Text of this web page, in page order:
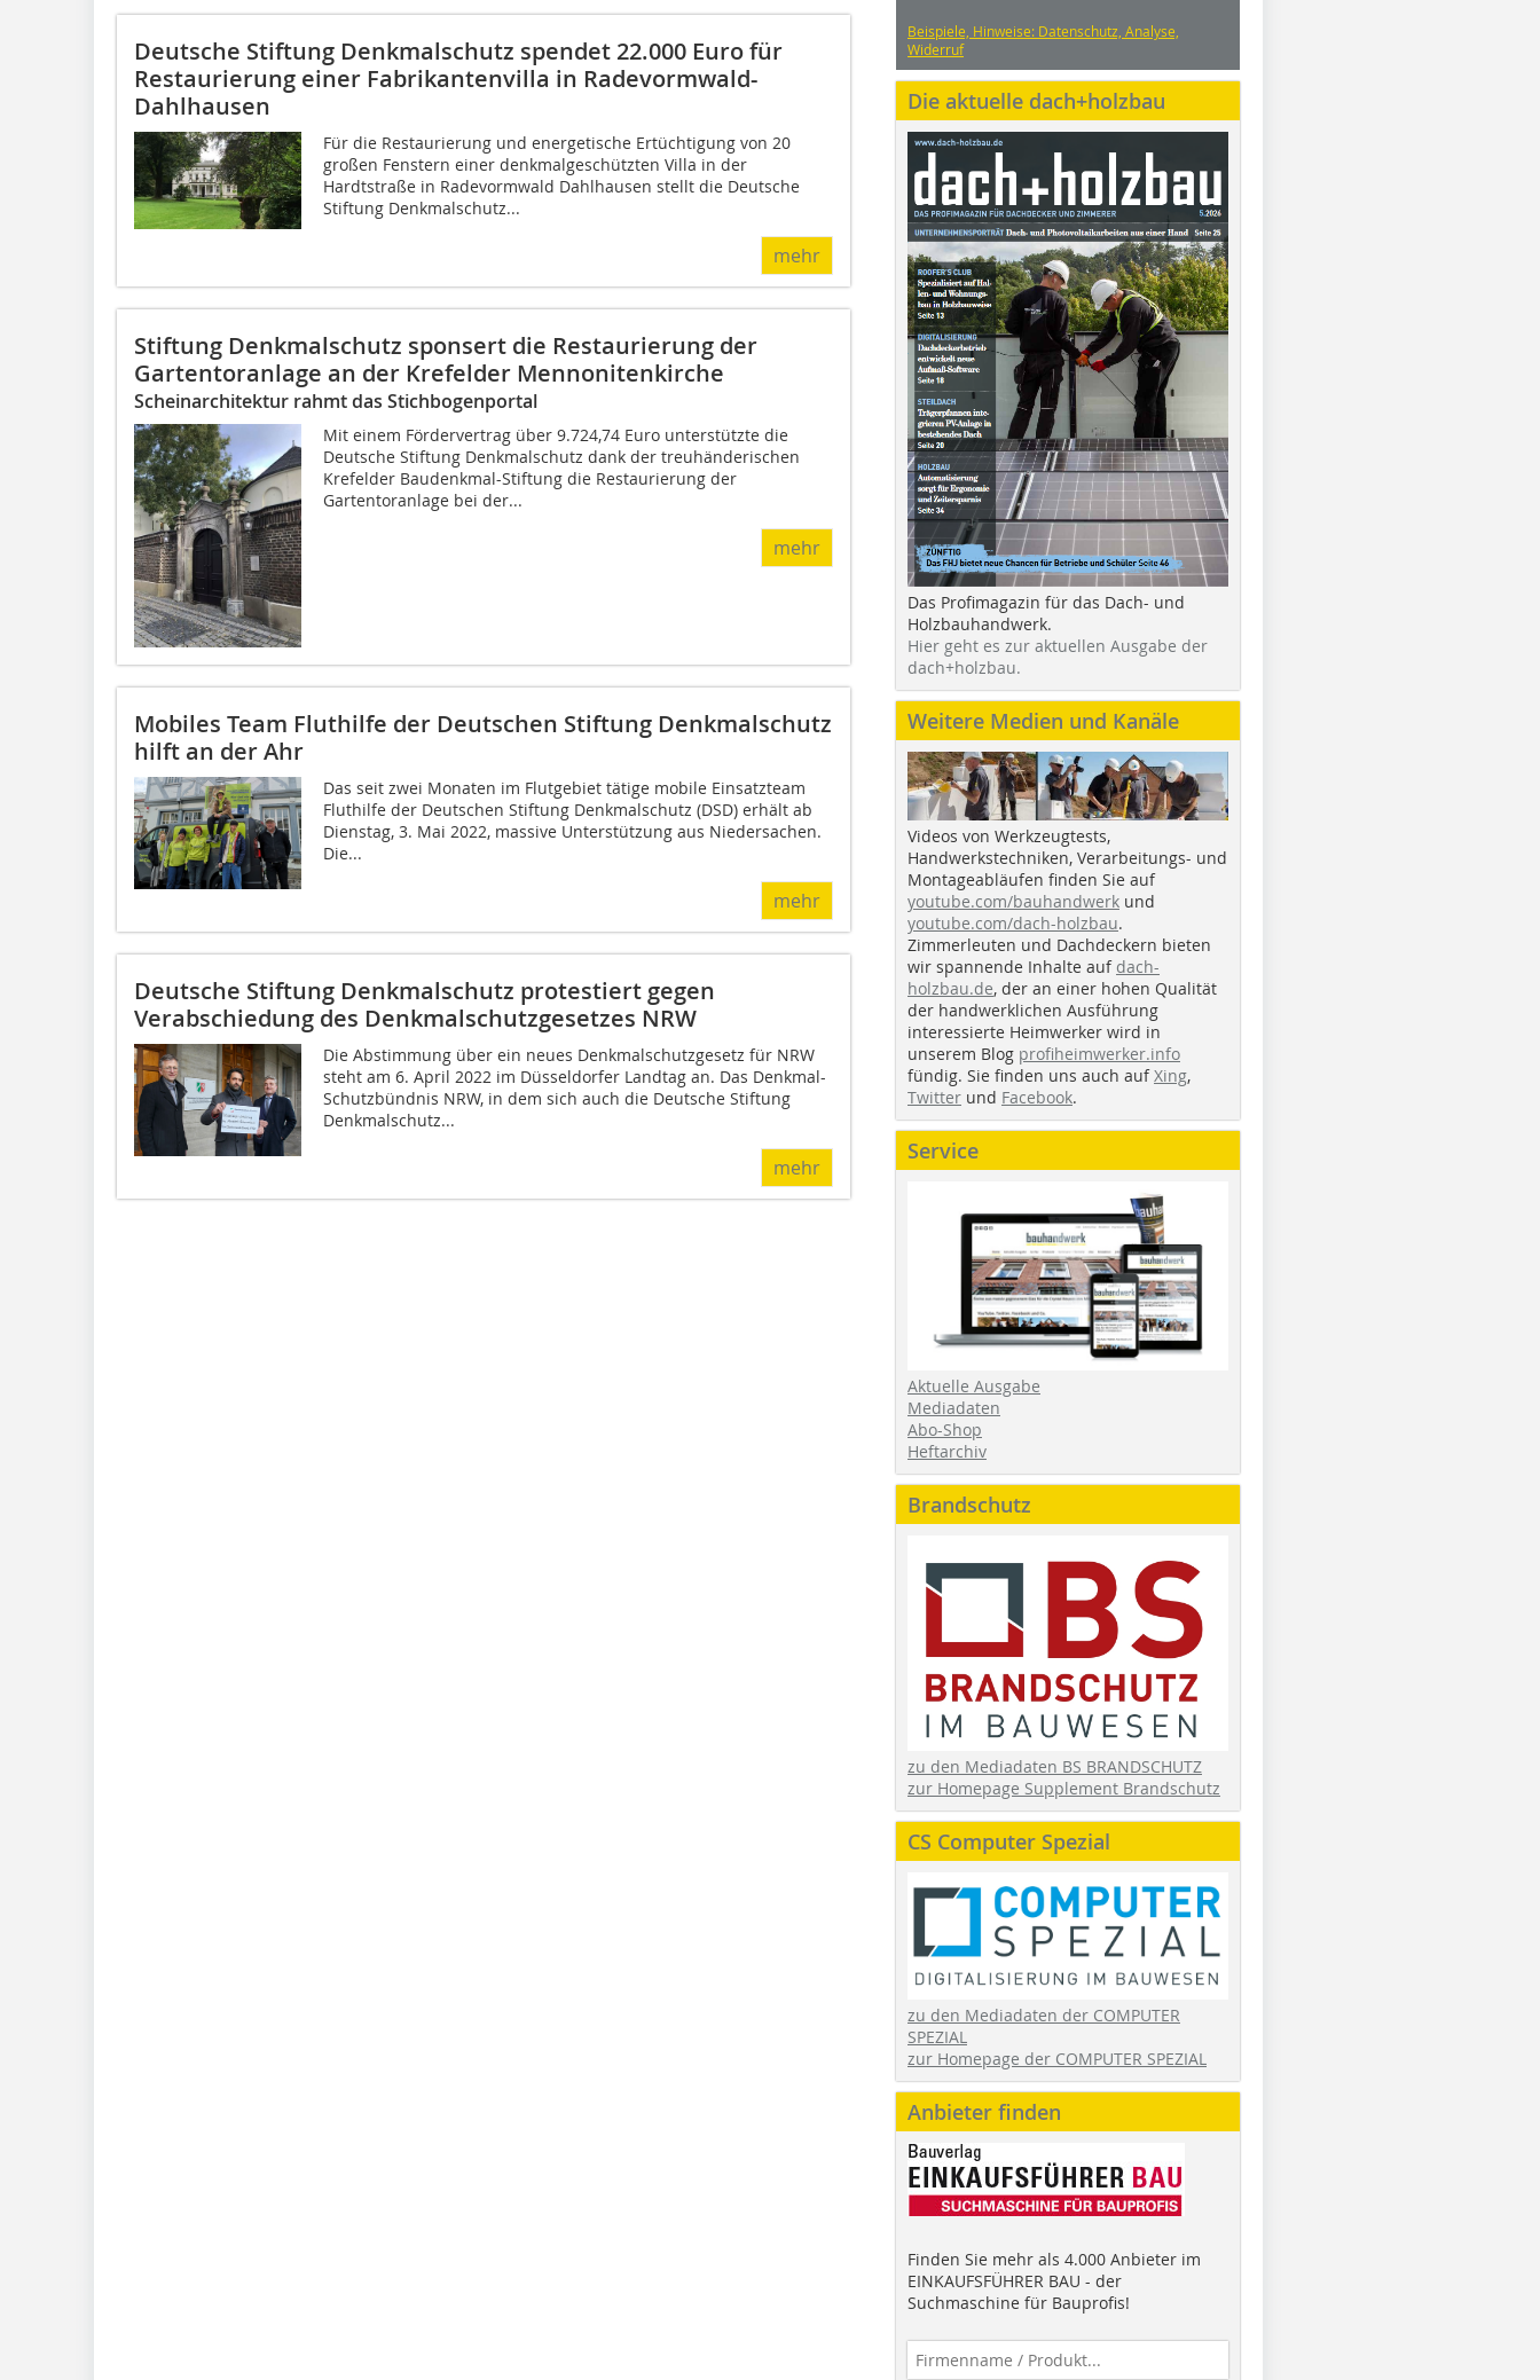
Deutsche Stiftung Denkmalschutz spendet 22.000 Euro für
Restaurierung einer Fabrikantenvilla in Radevormwald-
Dahlhausen
Für die Restaurierung und energetische Ertüchtigung von 20
großen Fenstern einer denkmalgeschützten Villa in der
Hardtstraße in Radevormwald Dahlhausen stellt die Deutsche
Stiftung Denkmalschutz...
mehr
Stiftung Denkmalschutz sponsert die Restaurierung der
Gartentoranlage an der Krefelder Mennonitenkirche
Scheinarchitektur rahmt das Stichbogenportal
Mit einem Fördervertrag über 9.724,74 Euro unterstützte die
Deutsche Stiftung Denkmalschutz dank der treuhänderischen
Krefelder Baudenkmal-Stiftung die Restaurierung der
Gartentoranlage bei der...
mehr
Mobiles Team Fluthilfe der Deutschen Stiftung Denkmalschutz
hilft an der Ahr
Das seit zwei Monaten im Flutgebiet tätige mobile Einsatzteam
Fluthilfe der Deutschen Stiftung Denkmalschutz (DSD) erhält ab
Dienstag, 3. Mai 2022, massive Unterstützung aus Niedersachen.
Die...
mehr
Deutsche Stiftung Denkmalschutz protestiert gegen
Verabschiedung des Denkmalschutzgesetzes NRW
Die Abstimmung über ein neues Denkmalschutzgesetz für NRW
steht am 6. April 2022 im Düsseldorfer Landtag an. Das Denkmal-
Schutzbündnis NRW, in dem sich auch die Deutsche Stiftung
Denkmalschutz...
mehr
Beispiele, Hinweise: Datenschutz, Analyse,
Widerruf
Die aktuelle dach+holzbau
Das Profimagazin für das Dach- und
Holzbauhandwerk.
Hier geht es zur aktuellen Ausgabe der
dach+holzbau.
Weitere Medien und Kanäle
Videos von Werkzeugtests,
Handwerkstechniken, Verarbeitungs- und
Montageabläufen finden Sie auf
youtube.com/bauhandwerk und
youtube.com/dach-holzbau.
Zimmerleuten und Dachdeckern bieten
wir spannende Inhalte auf dach-
holzbau.de, der an einer hohen Qualität
der handwerklichen Ausführung
interessierte Heimwerker wird in
unserem Blog profiheimwerker.info
fündig. Sie finden uns auch aufXing,
Twitter und Facebook.
Service
Aktuelle Ausgabe
Mediadaten
Abo-Shop
Heftarchiv
Brandschutz
zu den Mediadaten BS BRANDSCHUTZ
zur Homepage Supplement Brandschutz
CS Computer Spezial
zu den Mediadaten der COMPUTER
SPEZIAL
zur Homepage der COMPUTER SPEZIAL
Anbieter finden
Finden Sie mehr als 4.000 Anbieter im
EINKAUFSFÜHRER BAU - der
Suchmaschine für Bauprofis!